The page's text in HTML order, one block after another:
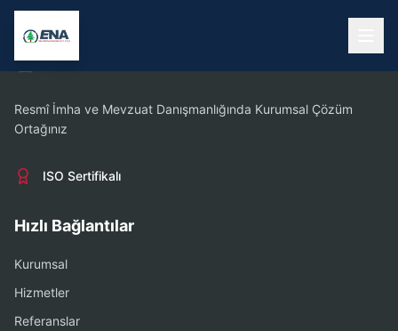
Resmî İmha ve Mevzuat Danışmanlığında Kurumsal Çözüm
Ortağınız
ISO Sertifikalı
Hızlı Bağlantılar
Kurumsal
Hizmetler
Referanslar